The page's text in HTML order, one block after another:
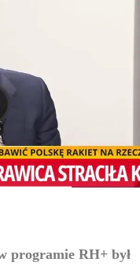
programie RH+ był